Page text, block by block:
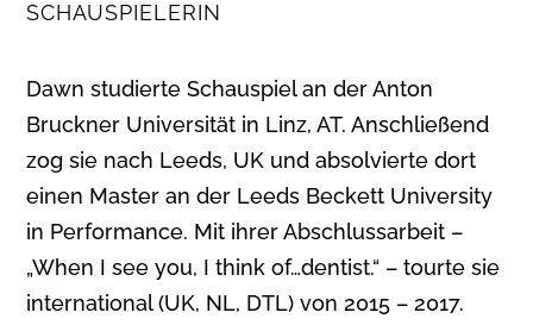
SCHAUSPIELERIN
Dawn studierte Schauspiel an der Anton
Bruckner Universität in Linz, AT. Anschließend
zog sie nach Leeds, UK und absolvierte dort
einen Master an der Leeds Beckett University
in Performance. Mit ihrer Abschlussarbeit –
„When I see you, I think of…dentist.“ – tourte sie
international (UK, NL, DTL) von 2015 – 2017.